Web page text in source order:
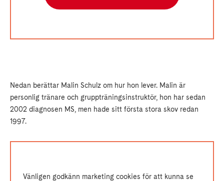
Nedan berättar Malin Schulz om hur hon lever. Malin är
personlig tränare och gruppträningsinstruktör, hon har sedan
2002 diagnosen MS, men hade sitt första stora skov redan
1997.
Vänligen godkänn marketing cookies för att kunna se